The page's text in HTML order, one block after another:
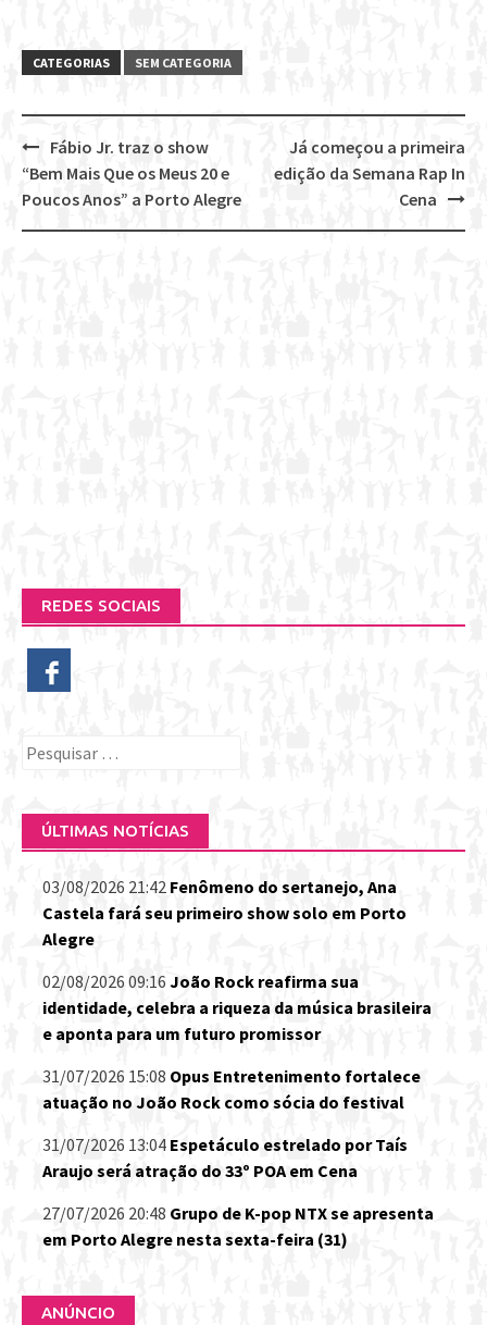
CATEGORIAS SEM CATEGORIA
Post
navigation
Já começou a primeira
edição da Semana Rap In
Cena
Fábio Jr. traz o show
“Bem Mais Que os Meus 20 e
Poucos Anos” a Porto Alegre
REDES SOCIAIS
Pesquisar
ÚLTIMAS NOTÍCIAS
03/08/2026 21:42 Fenômeno do sertanejo, Ana
Castela fará seu primeiro show solo em Porto
Alegre
02/08/2026 09:16 João Rock reafirma sua
identidade, celebra a riqueza da música brasileira
e aponta para um futuro promissor
31/07/2026 15:08 Opus Entretenimento fortalece
atuação no João Rock como sócia do festival
31/07/2026 13:04 Espetáculo estrelado por Taís
Araujo será atração do 33º POA em Cena
27/07/2026 20:48 Grupo de K-pop NTX se apresenta
em Porto Alegre nesta sexta-feira (31)
ANÚNCIO